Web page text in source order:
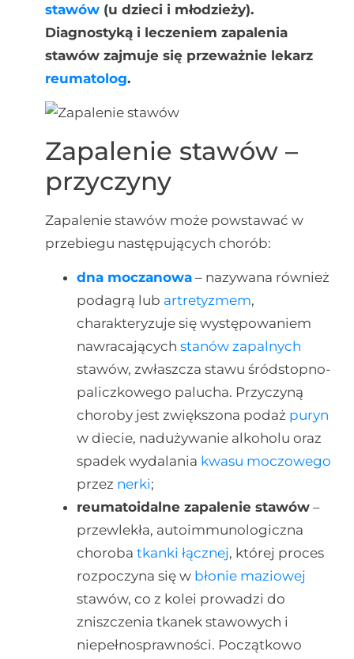
stawów(u dzieci i młodzieży).
Diagnostyką i leczeniem zapalenia
stawów zajmuje się przeważnie lekarz
reumatolog.
Zapalenie stawów –
przyczyny
Zapalenie stawów może powstawać w
przebiegu następujących chorób:
dna moczanowa– nazywana również
podagrą lub artretyzmem,
charakteryzuje się występowaniem
nawracających stanów zapalnych
stawów, zwłaszcza stawu śródstopno-
paliczkowego palucha. Przyczyną
choroby jest zwiększona podaż puryn
w diecie, nadużywanie alkoholu oraz
spadek wydalania kwasu moczowego
przez nerki;
reumatoidalne zapalenie stawów–
przewlekła, autoimmunologiczna
choroba tkanki łącznej, której proces
rozpoczyna się w błonie maziowej
stawów, co z kolei prowadzi do
zniszczenia tkanek stawowych i
niepełnosprawności. Początkowo